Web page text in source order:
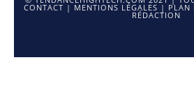
CONTACT | MENTIONS LÉGALES | PLAN
RÉDACTION